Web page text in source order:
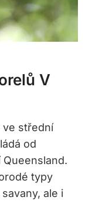
V
ve střední
od
typy
ale i